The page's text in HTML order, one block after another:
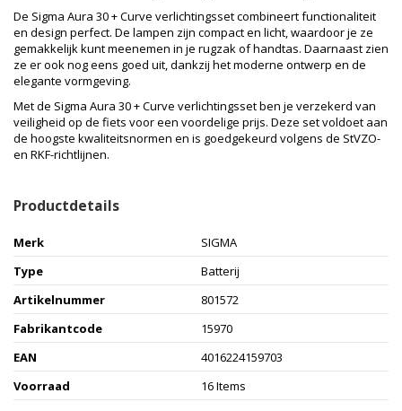
De Sigma Aura 30 + Curve verlichtingsset combineert functionaliteit
en design perfect. De lampen zijn compact en licht, waardoor je ze
gemakkelijk kunt meenemen in je rugzak of handtas. Daarnaast zien
ze er ook nog eens goed uit, dankzij het moderne ontwerp en de
elegante vormgeving.
Met de Sigma Aura 30 + Curve verlichtingsset ben je verzekerd van
veiligheid op de fiets voor een voordelige prijs. Deze set voldoet aan
de hoogste kwaliteitsnormen en is goedgekeurd volgens de StVZO-
en RKF-richtlijnen.
Productdetails
Merk
SIGMA
Type
Batterij
Artikelnummer
801572
Fabrikantcode
15970
EAN
4016224159703
Voorraad
16 Items